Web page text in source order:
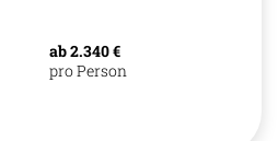
ab 2.340 €
pro Person